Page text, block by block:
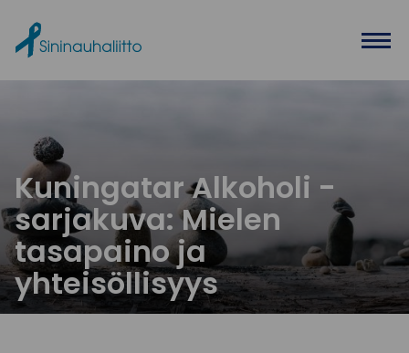
Kuningatar Alkoholi -
sarjakuva: Mielen
tasapaino ja
yhteisöllisyys